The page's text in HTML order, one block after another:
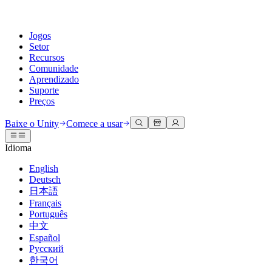
Jogos
Setor
Recursos
Comunidade
Aprendizado
Suporte
Preços
Engine do Unity
Crie jogos 2D e 3D para qualquer plataforma
Colaboração
Colabore e itere rapidamente com sua equipe
Baixe o Unity
Planos e preços
Implante
Multiplataforma
Colaboração 3D
Construa e revise projetos 3D em tempo real
Treinamento imersivo
Treine em ambientes imersivos
Experiências do cliente
Crie experiências interativas em 3D
Setores
Manufatura
Documentação
Ferramentas de desenvolvedor
Versões de lançamento e rastreador de problemas
Roteiro
Revisar recursos futuros
Glossário
Discussões
Eventos
Eventos globais e locais
Histórias da comunidade
Made with Unity
Mostrando criadores do Unity
Unity Learn
Domine habilidades do Unity gratuitamente
Treinamento profissional
Aprimore sua equipe com treinadores do Unity
É iniciante no Unity?
Conceitos básicos
Inicie seu aprendizado
Caminhos Essenciais do Unity
Obter ajuda
Ajudando você a ter sucesso com Unity
Planos de sucesso
Alcance seus objetivos mais rápido com suporte especializado
Perguntas frequentes
Respostas para perguntas comuns
Entre em contato conosco
Conecte-se com nossa equipe
Baixe o Unity Comece a usar
Idioma
English
Deutsch
日本語
Français
Português
中文
Español
Русский
한국어